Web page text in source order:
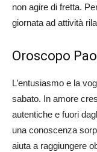
non agire di fretta.
giornata ad attività
Oroscopo
L’entusiasmo e la
sabato. In amore
autentiche e fuori
una conoscenza
aiuta a raggiungere